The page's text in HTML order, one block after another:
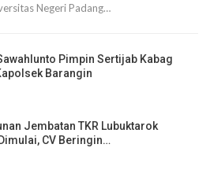
Negeri Padang…
Pimpin Sertijab Kabag
Barangin
Jembatan TKR Lubuktarok
CV Beringin…